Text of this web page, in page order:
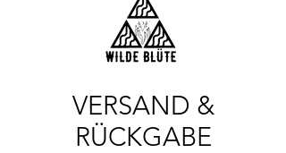
VERSAND &
RÜCKGABE